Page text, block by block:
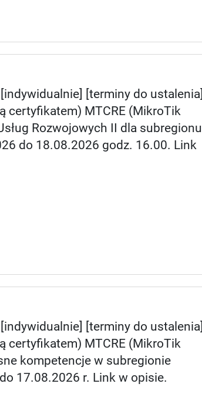
[terminy do ustalenia]
certyfikatem) MTCRE (MikroTik
Rozwojowych II dla subregionu
do 18.08.2026 godz. 16.00. Link
[terminy do ustalenia]
certyfikatem) MTCRE (MikroTik
kompetencje w subregionie
17.08.2026 r. Link w opisie.